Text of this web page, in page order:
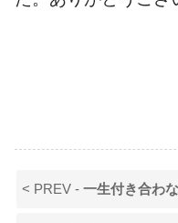
< PREV -一生付き合わなけれ